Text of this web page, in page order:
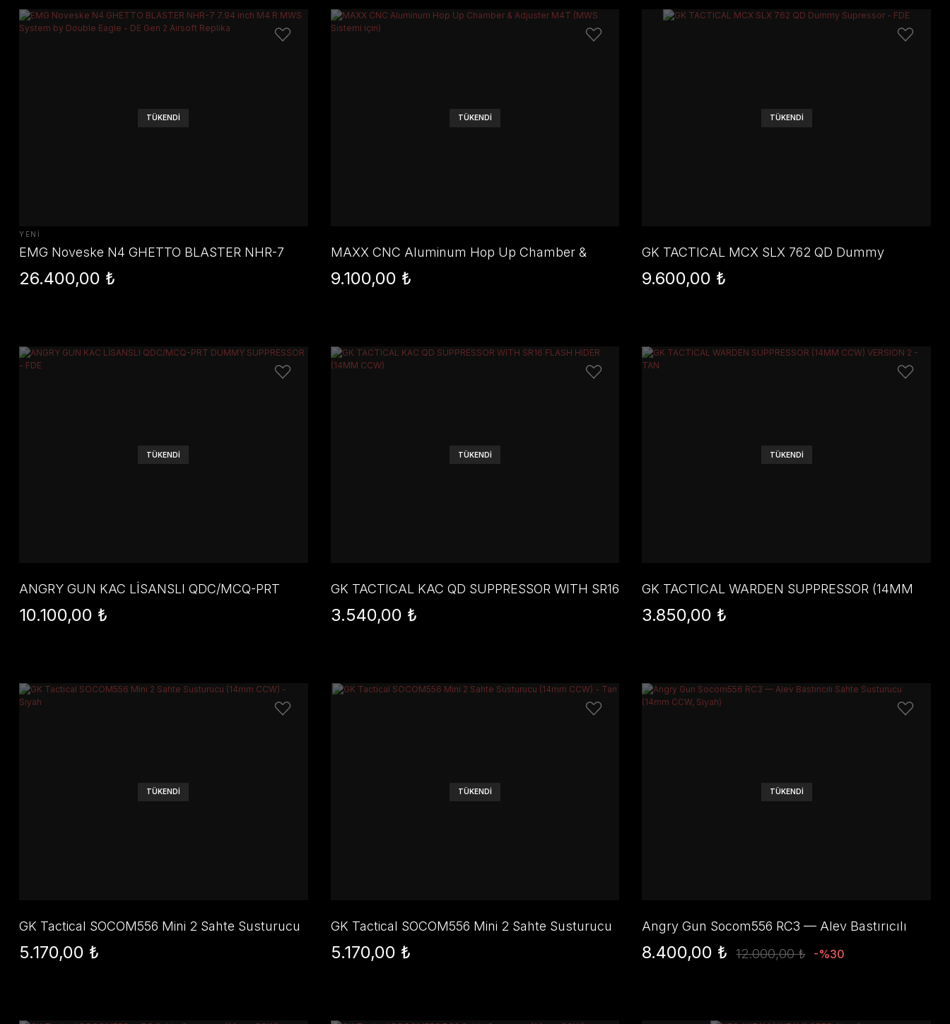
TÜKENDİ
YENİ
EMG Noveske N4 GHETTO BLASTER NHR-7
7.94 inch M4 R MWS System by Double Eagle -
DE Gen 2 Airsoft Replika
26.400,00 ₺
TÜKENDİ
MAXX CNC Aluminum Hop Up Chamber &
Adjuster M4T (MWS Sistemi için)
9.100,00 ₺
TÜKENDİ
GK TACTICAL MCX SLX 762 QD Dummy
Supressor - FDE
9.600,00 ₺
TÜKENDİ
ANGRY GUN KAC LİSANSLI QDC/MCQ-PRT
DUMMY SUPPRESSOR - FDE
10.100,00 ₺
TÜKENDİ
GK TACTICAL KAC QD SUPPRESSOR WITH SR16
FLASH HIDER (14MM CCW)
3.540,00 ₺
TÜKENDİ
GK TACTICAL WARDEN SUPPRESSOR (14MM
CCW) VERSION 2 - TAN
3.850,00 ₺
TÜKENDİ
GK Tactical SOCOM556 Mini 2 Sahte Susturucu
(14mm CCW) - Siyah
5.170,00 ₺
TÜKENDİ
GK Tactical SOCOM556 Mini 2 Sahte Susturucu
(14mm CCW) - Tan
5.170,00 ₺
TÜKENDİ
Angry Gun Socom556 RC3 — Alev Bastırıcılı
Sahte Susturucu (14mm CCW, Siyah)
8.400,00 ₺ 12.000,00 ₺ -%30